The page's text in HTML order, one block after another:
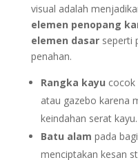
visual adalah
elemen penopang
elemen dasarseperti
penahan.
Rangka kayu cocok
atau gazebo karena
keindahan serat kayu.
Batu alam pada
menciptakan kesan